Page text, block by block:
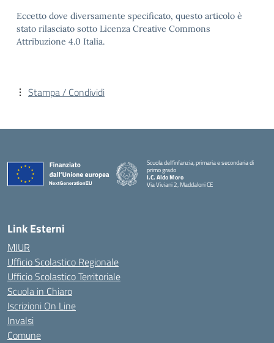
Eccetto dove diversamente specificato, questo articolo è
stato rilasciato sotto Licenza Creative Commons
Attribuzione 4.0 Italia.
Stampa / Condividi
Scuola dell’infanzia, primaria e secondaria di
primo grado
I.C. Aldo Moro
Via Viviani 2, Maddaloni CE
Link Esterni
MIUR
Ufficio Scolastico Regionale
Ufficio Scolastico Territoriale
Scuola in Chiaro
Iscrizioni On Line
Invalsi
Comune